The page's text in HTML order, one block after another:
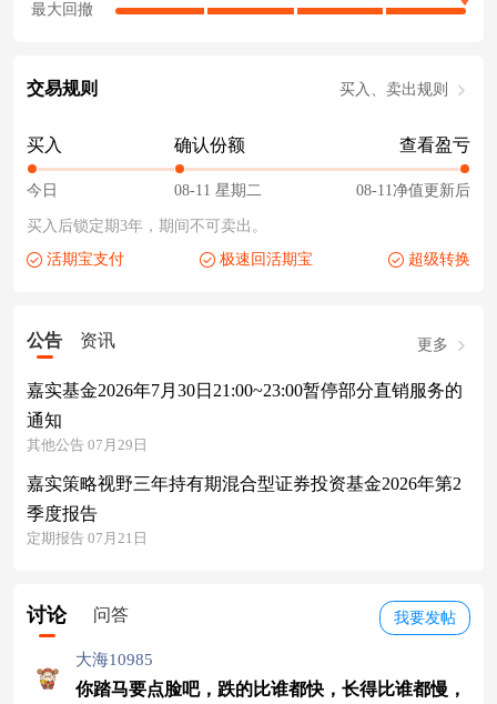
最大回撤
交易规则 买入、卖出规则
买入
今日
确认份额
08-11 星期二
查看盈亏
08-11净值更新后
买入后锁定期3年，期间不可卖出。
活期宝支付
极速回活期宝 超级转换
公告 资讯 更多
嘉实基金2026年7月30日21:00~23:00暂停部分直销服务的
通知
其他公告 07月29日
嘉实策略视野三年持有期混合型证券投资基金2026年第2
季度报告
定期报告 07月21日
我要发帖
讨论 问答
大海10985
你踏马要点脸吧，跌的比谁都快，长得比谁都慢，